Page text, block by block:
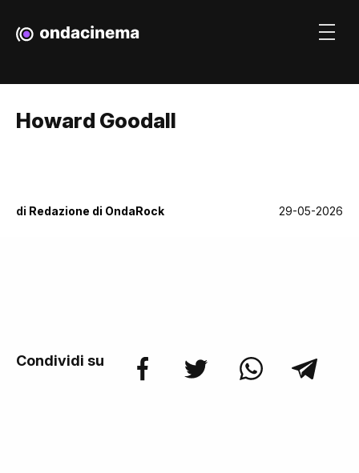
Howard Goodall
di Redazione di OndaRock 29-05-2026
Condividi su